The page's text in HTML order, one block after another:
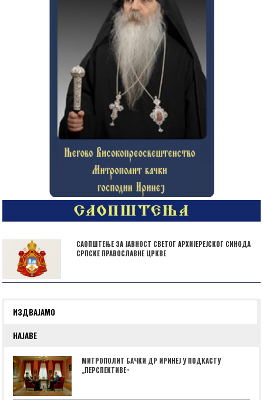
САОПШТЕЊЕ ЗА ЈАВНОСТ СВЕТОГ АРХИЈЕРЕЈСКОГ СИНОДА
СРПСКЕ ПРАВОСЛАВНЕ ЦРКВЕ
ИЗДВАЈАМО
НАЈАВЕ
МИТРОПОЛИТ БАЧКИ ДР ИРИНЕЈ У ПОДКАСТУ
„ПЕРСПЕКТИВЕˮ